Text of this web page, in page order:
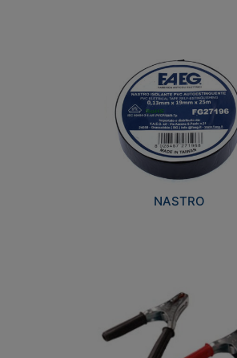
NASTRO